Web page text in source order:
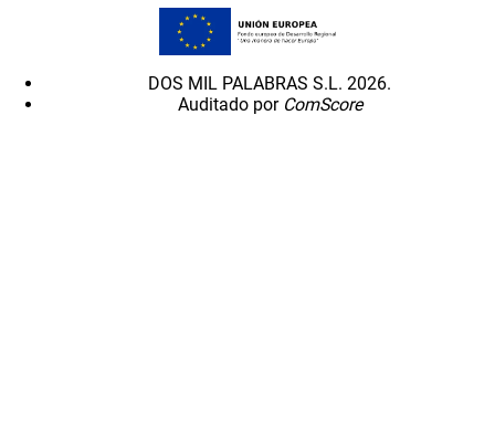
DOS MIL PALABRAS S.L. 2026.
Auditado por ComScore